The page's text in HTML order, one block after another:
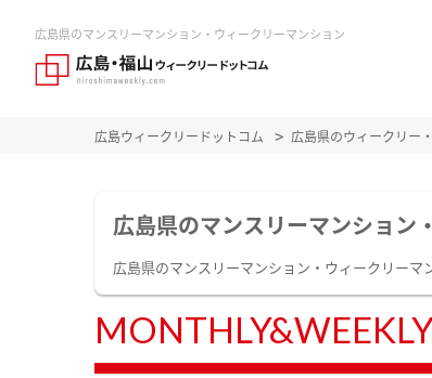
広島県のマンスリーマンション・ウィークリーマンション
広島ウィークリードットコム 広島県のウィークリー
広島県のマンスリーマンション
広島県のマンスリーマンション・ウィークリー